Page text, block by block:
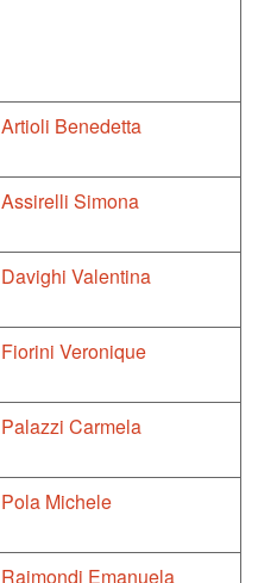
Artioli Benedetta
Assirelli Simona
Davighi Valentina
Fiorini Veronique
Palazzi Carmela
Pola Michele
Raimondi Emanuela